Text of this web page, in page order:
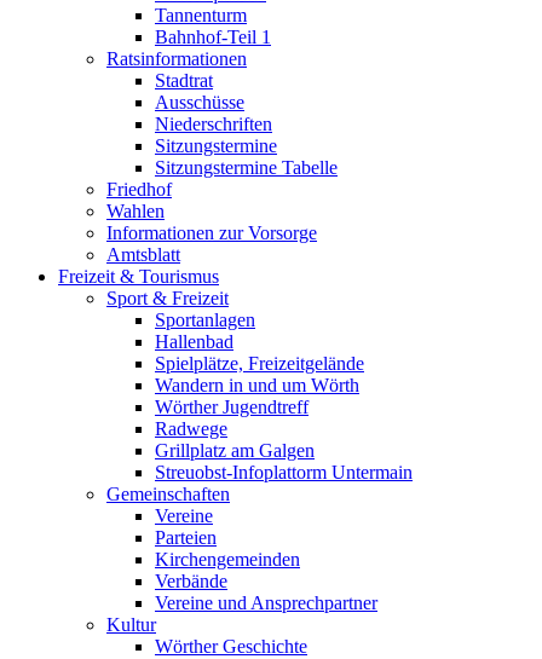
Tannenturm
Bahnhof-Teil 1
Ratsinformationen
Stadtrat
Ausschüsse
Niederschriften
Sitzungstermine
Sitzungstermine Tabelle
Friedhof
Wahlen
Informationen zur Vorsorge
Amtsblatt
Freizeit & Tourismus
Sport & Freizeit
Sportanlagen
Hallenbad
Spielplätze, Freizeitgelände
Wandern in und um Wörth
Wörther Jugendtreff
Radwege
Grillplatz am Galgen
Streuobst-Infoplattorm Untermain
Gemeinschaften
Vereine
Parteien
Kirchengemeinden
Verbände
Vereine und Ansprechpartner
Kultur
Wörther Geschichte